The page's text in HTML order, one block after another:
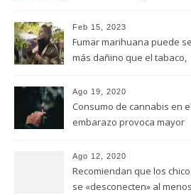
Feb 15, 2023
Fumar marihuana puede
más dañino que el tabaco,
Universidad de Ottawa
Ago 19, 2020
Consumo de cannabis en el
embarazo provoca mayor
(FUNDACION MANANTIALES)
Ago 12, 2020
Recomiendan que los
se «desconecten» al menos